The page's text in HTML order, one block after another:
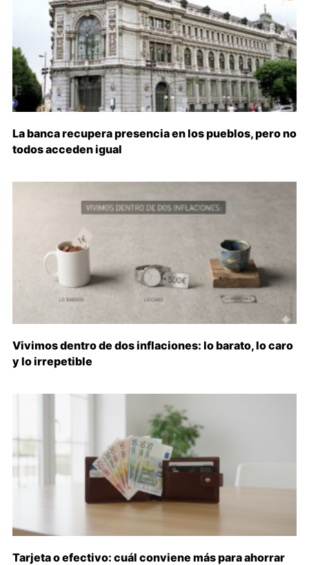
La banca recupera presencia en los pueblos, pero no
todos acceden igual
Vivimos dentro de dos inflaciones: lo barato, lo caro
y lo irrepetible
Tarjeta o efectivo: cuál conviene más para ahorrar